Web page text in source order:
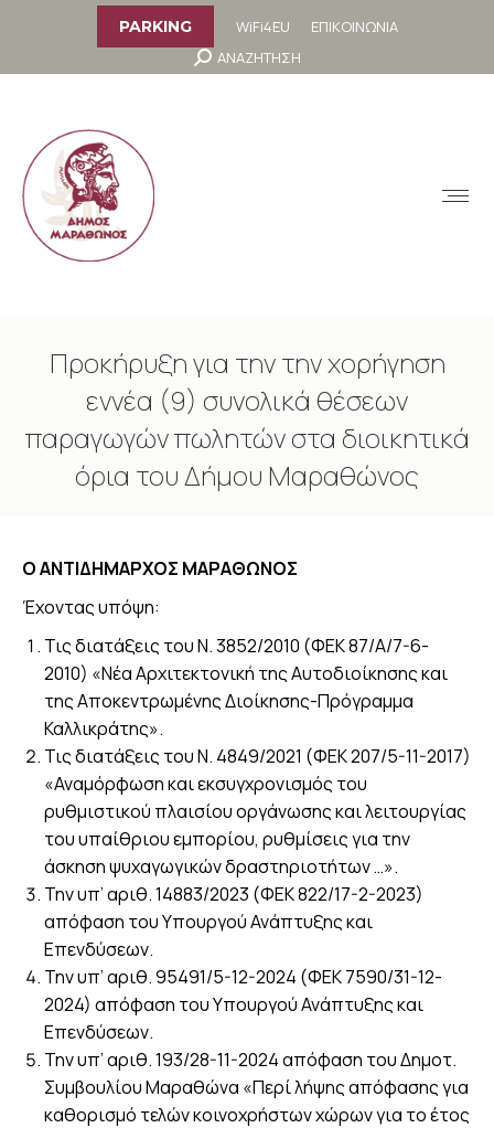
PARKING WiFi4EU
ΕΠΙΚΟΙΝΩΝΙΑ
Search:
ΑΝΑΖΗΤΗΣΗ
Προκήρυξη για την την χορήγηση
εννέα (9) συνολικά θέσεων
παραγωγών πωλητών στα διοικητικά
όρια του Δήμου Μαραθώνος
Ο ΑΝΤΙΔΗΜΑΡΧΟΣ ΜΑΡΑΘΩΝΟΣ
Έχοντας υπόψη:
Τις διατάξεις του Ν. 3852/2010 (ΦΕΚ 87/Α/7-6-
2010) «Νέα Αρχιτεκτονική της Αυτοδιοίκησης και
της Αποκεντρωμένης Διοίκησης-Πρόγραμμα
Καλλικράτης».
Τις διατάξεις του Ν. 4849/2021 (ΦΕΚ 207/5-11-2017)
«Αναμόρφωση και εκσυγχρονισμός του
ρυθμιστικού πλαισίου οργάνωσης και λειτουργίας
του υπαίθριου εμπορίου, ρυθμίσεις για την
άσκηση ψυχαγωγικών δραστηριοτήτων …».
Την υπ’ αριθ. 14883/2023 (ΦΕΚ 822/17-2-2023)
απόφαση του Υπουργού Ανάπτυξης και
Επενδύσεων.
Την υπ’ αριθ. 95491/5-12-2024 (ΦΕΚ 7590/31-12-
2024) απόφαση του Υπουργού Ανάπτυξης και
Επενδύσεων.
Την υπ’ αριθ. 193/28-11-2024 απόφαση του Δημοτ.
Συμβουλίου Μαραθώνα «Περί λήψης απόφασης για
καθορισμό τελών κοινοχρήστων χώρων για το έτος